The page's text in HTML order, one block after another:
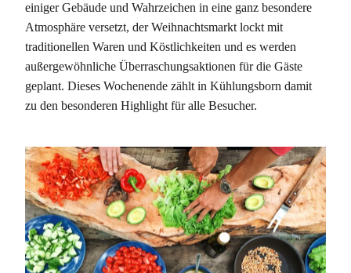
einiger Gebäude und Wahrzeichen in eine ganz besondere
Atmosphäre versetzt, der Weihnachtsmarkt lockt mit
traditionellen Waren und Köstlichkeiten und es werden
außergewöhnliche Überraschungsaktionen für die Gäste
geplant. Dieses Wochenende zählt in Kühlungsborn damit
zu den besonderen Highlight für alle Besucher.